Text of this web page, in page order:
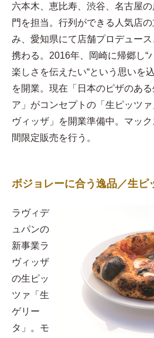
六本木、恵比寿、渋谷、名古屋
門を担当。行列ができる人気店
み、愛知県にて店舗プロデュー
携わる。2016年、岡崎に帰郷し“
楽しさを伝えたい“という思いを
を開業。現在「日本のピザのあ
ア」がコンセプトの「生ピッツ
ヴィッザ」を開業準備中。マッ
間限定販売を行う。
ボジョレーに合う逸品／生ピ
ラヴィデ
ュパンの
新事業ラ
ヴィッザ
の生ピッ
ツァ「生
ゲリー
タ」。モ